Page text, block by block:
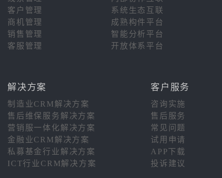
客户管理
系统生态互联
商机管理
成熟构件平台
销售管理
智能分析平台
客服管理
开放体系平台
解决方案 客户服务
制造业CRM解决方案
咨询实施
售后维保服务解决方案
售后服务
营销服一体化解决方案
常见问题
金融业CRM解决方案
试用申请
私募基金行业解决方案
APP下载
ICT行业CRM解决方案
投诉建议